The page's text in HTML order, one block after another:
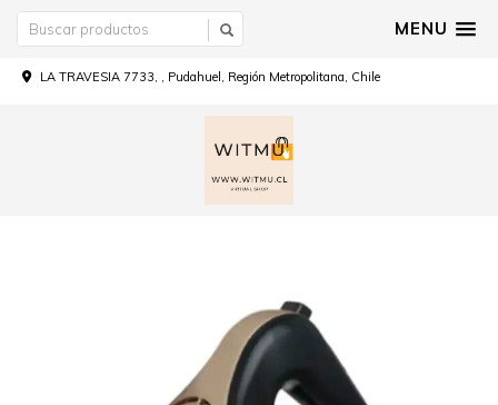
MENU
LA TRAVESIA 7733, , Pudahuel, Región Metropolitana, Chile